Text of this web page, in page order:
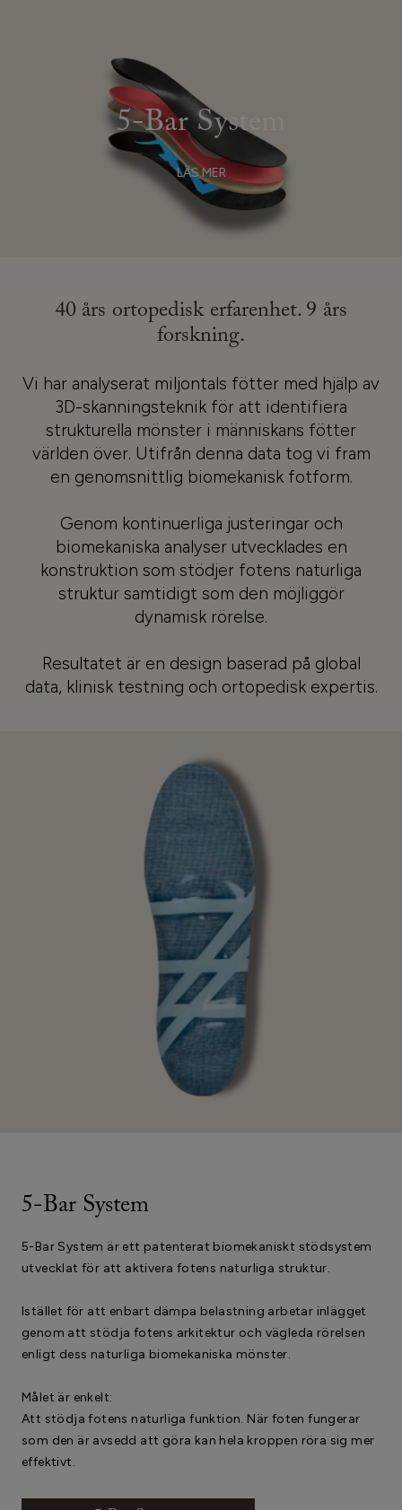
5-Bar System
LÄS MER
40 års ortopedisk erfarenhet. 9 års
forskning.
Vi har analyserat miljontals fötter med hjälp av
3D-skanningsteknik för att identifiera
strukturella mönster i människans fötter
världen över. Utifrån denna data tog vi fram
en genomsnittlig biomekanisk fotform.
Genom kontinuerliga justeringar och
biomekaniska analyser utvecklades en
konstruktion som stödjer fotens naturliga
struktur samtidigt som den möjliggör
dynamisk rörelse.
Resultatet är en design baserad på global
data, klinisk testning och ortopedisk expertis.
5-Bar System
5-Bar System är ett patenterat biomekaniskt stödsystem
utvecklat för att aktivera fotens naturliga struktur.
Istället för att enbart dämpa belastning arbetar inlägget
genom att stödja fotens arkitektur och vägleda rörelsen
enligt dess naturliga biomekaniska mönster.
Målet är enkelt:
Att stödja fotens naturliga funktion. När foten fungerar
som den är avsedd att göra kan hela kroppen röra sig mer
effektivt.